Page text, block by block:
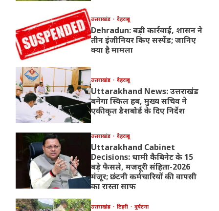
उत्तराखंड देहरादून
Dehradun: बड़ी कार्रवाई, शासन ने
तीन इंजीनियर किए सस्पेंड; जानिए
क्या है मामला
उत्तराखंड देहरादून
Uttarakhand News: उत्तराखंड
बनेगा स्किल हब, मुख्य सचिव ने
एकीकृत डैशबोर्ड के दिए निर्देश
उत्तराखंड देहरादून
Uttarakhand Cabinet
Decisions: धामी कैबिनेट के 15
बड़े फैसले, मजदूरी संहिता-2026
मंजूर; छंटनी कर्मचारियों की वापसी
का रास्ता साफ
उत्तराखंड टिहरी दुर्घटना